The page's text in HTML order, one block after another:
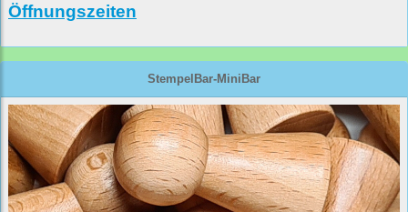
Öffnungszeiten
StempelBar-MiniBar